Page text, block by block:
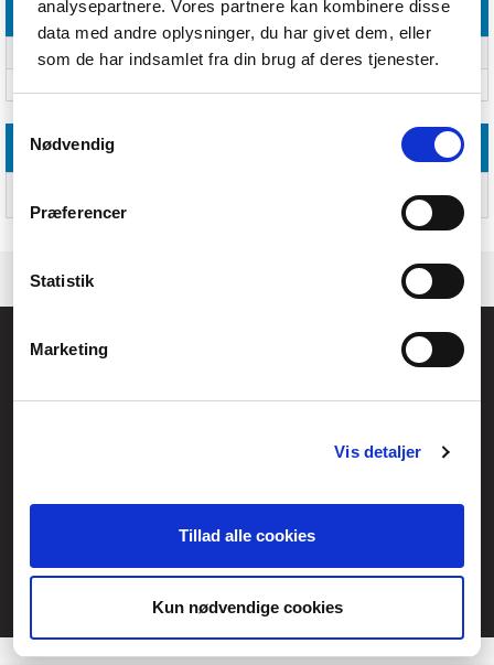
analysepartnere. Vores partnere kan kombinere disse
data med andre oplysninger, du har givet dem, eller
som de har indsamlet fra din brug af deres tjenester.
Samtykkevalg
Nødvendig
Præferencer
Statistik
Marketing
Vis detaljer
Tillad alle cookies
Kun nødvendige cookies
Förpackning
Antal per förpackning Ja
Miljökrav
Allmänna frågor:
3 veckors returrätt
Skapa klagomål
Datasäkerhet/cookies